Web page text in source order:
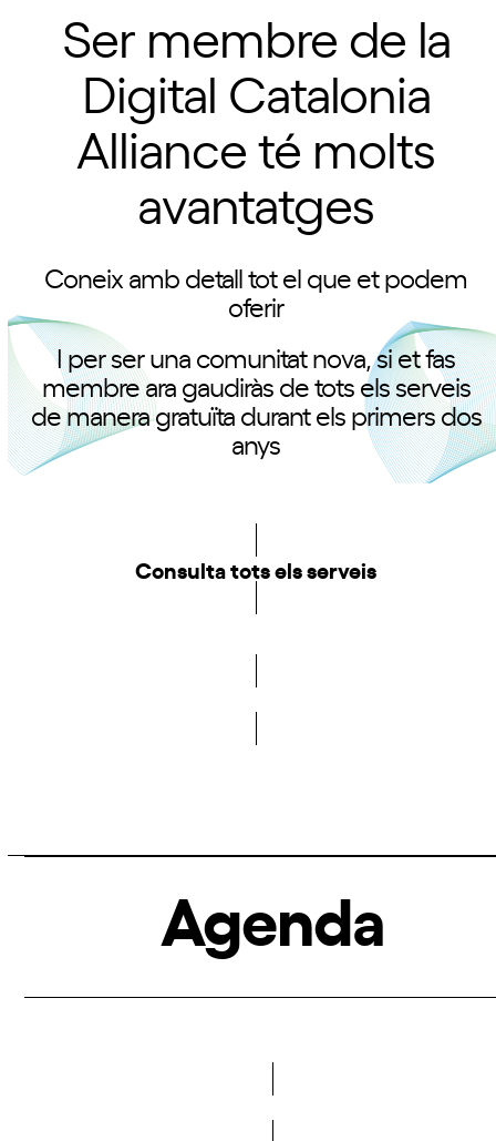
Ser membre de la
Digital Catalonia
Alliance té molts
avantatges
Coneix amb detall tot el que et podem
oferir
I per ser una comunitat nova, si et fas
membre ara gaudiràs de tots els serveis
de manera gratuïta durant els primers dos
anys
Consulta tots els serveis
Agenda